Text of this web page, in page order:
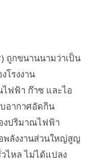
ถูกขนานนามว่าเป็น
โรงงาน
ไฟฟ้า ก๊าซ และไอ
อากาศอัดกิน
งปริมาณไฟฟ้า
พลังงานส่วนใหญ่สูญ
ไหล ไม่ได้แปลง